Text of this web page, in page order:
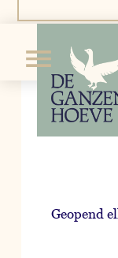
Geopend